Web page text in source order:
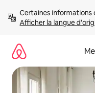
directement
Afficher la langue